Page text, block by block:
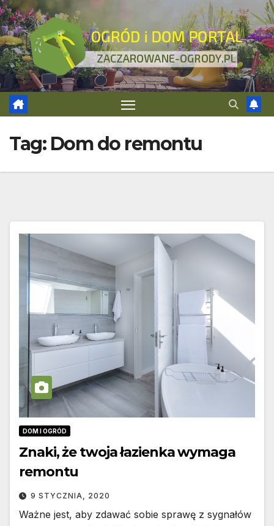
Skip
to
content
Tag: Dom do remontu
DOM I OGRÓD
Znaki, że twoja łazienka wymaga
remontu
9 STYCZNIA, 2020
Ważne jest, aby zdawać sobie sprawę z sygnałów